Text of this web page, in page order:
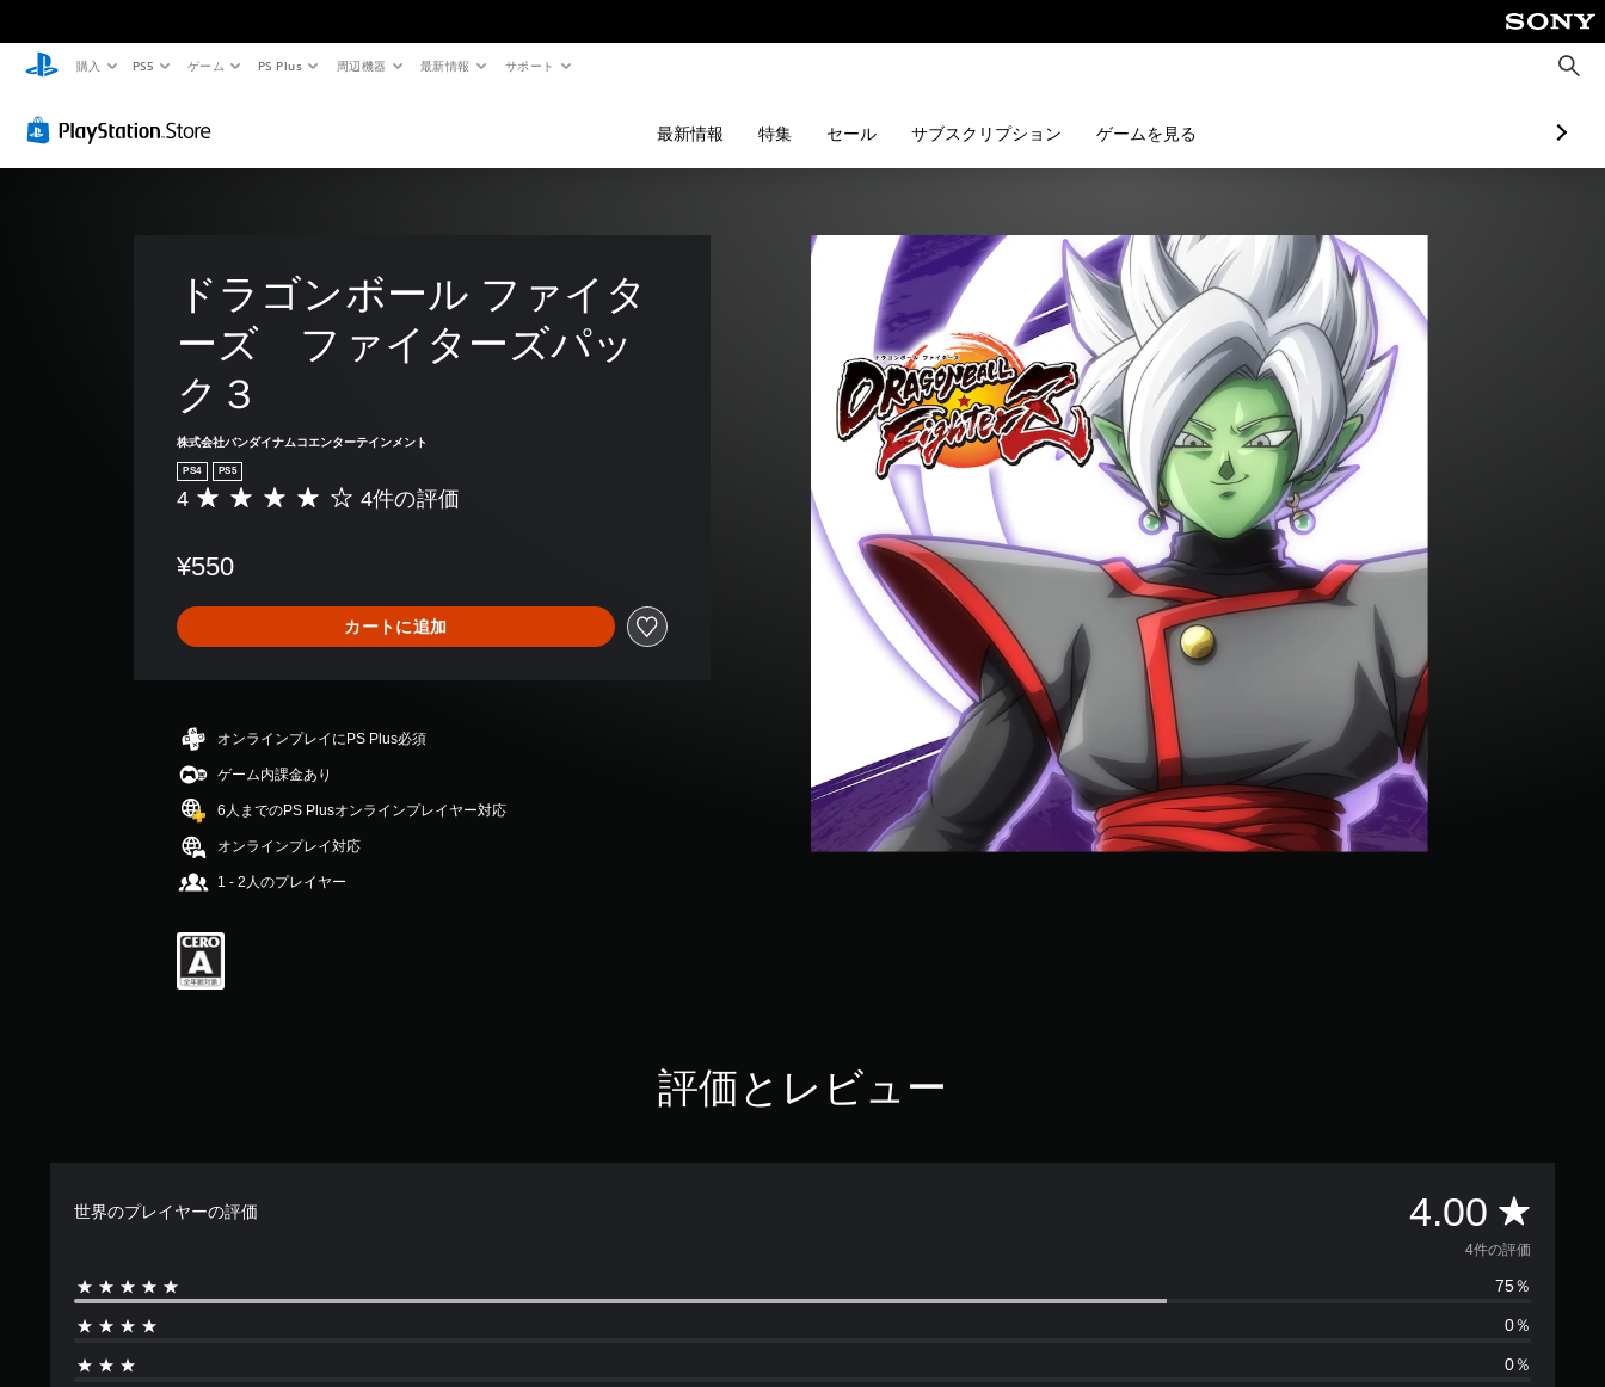
購入 PS5 ゲーム PS Plus 周辺機器 最新情報 サポート
検
索
最新情報 特集 セール サブスクリプション ゲームを見る
ドラゴンボール ファイタ
ーズ　ファイターズパッ
ク３
株式会社バンダイナムコエンターテインメント
PS4 PS5
評
は
、
平
評
は
5
段
階
中
の
で
4 4件の評価
¥550
カートに追加
オンラインプレイにPS Plus必須
ゲーム内課金あり
6人までのPS Plusオンラインプレイヤー対応
オンラインプレイ対応
1 - 2人のプレイヤー
評価とレビュー
世界のプレイヤーの評価 4.00 評
価
数
は
4件の評価
75％
0％
0％